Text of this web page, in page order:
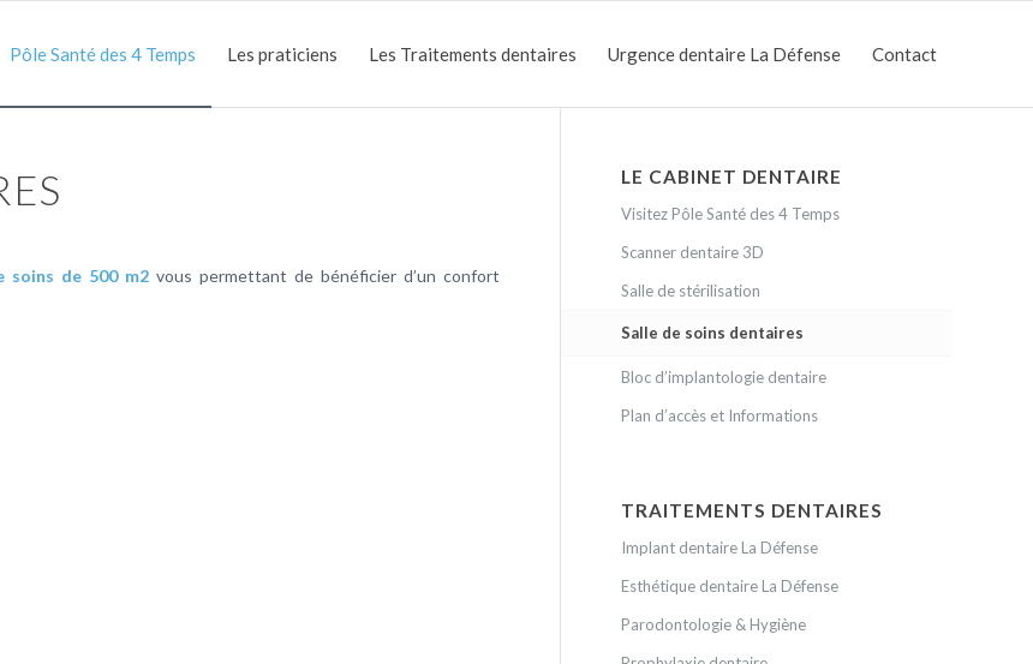
Pôle Santé des 4 Temps Les praticiens Les Traitements dentaires Urgence dentaire La Défense Contact
soins de 500 m2 vous permettant de bénéficier d’un confort
LE CABINET DENTAIRE
Visitez Pôle Santé des 4 Temps
Scanner dentaire 3D
Salle de stérilisation
Salle de soins dentaires
Bloc d’implantologie dentaire
Plan d’accès et Informations
TRAITEMENTS DENTAIRES
Implant dentaire La Défense
Esthétique dentaire La Défense
Parodontologie & Hygiène